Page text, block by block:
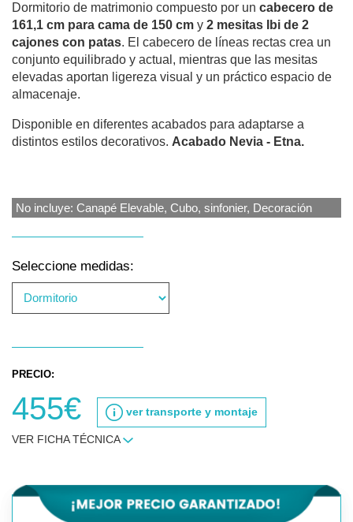
Dormitorio de matrimonio compuesto por un cabecero de
161,1 cm para cama de 150 cm y 2 mesitas Ibi de 2
cajones con patas. El cabecero de líneas rectas crea un
conjunto equilibrado y actual, mientras que las mesitas
elevadas aportan ligereza visual y un práctico espacio de
almacenaje.
Disponible en diferentes acabados para adaptarse a
distintos estilos decorativos. Acabado Nevia - Etna.
No incluye: Canapé Elevable, Cubo, sinfonier, Decoración
Seleccione medidas:
PRECIO:
455€ ver transporte y montaje
VER FICHA TÉCNICA